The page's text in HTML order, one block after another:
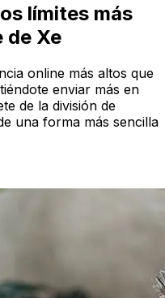
límites más
de Xe
online más altos que
enviar más en
de la división de
una forma más sencilla